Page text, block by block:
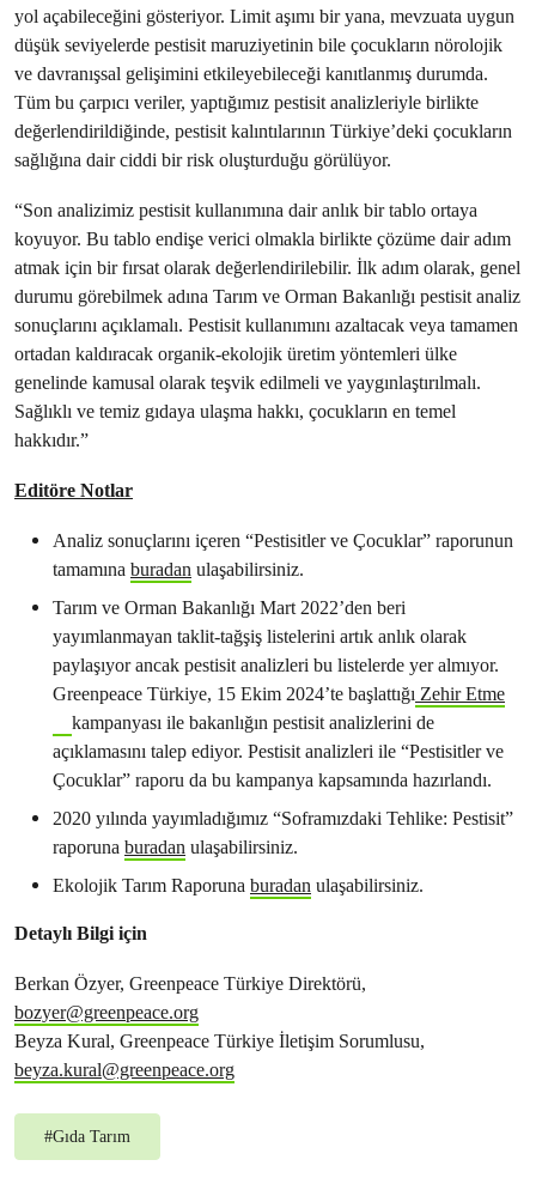
yol açabileceğini gösteriyor. Limit aşımı bir yana, mevzuata uygun
düşük seviyelerde pestisit maruziyetinin bile çocukların nörolojik
ve davranışsal gelişimini etkileyebileceği kanıtlanmış durumda.
Tüm bu çarpıcı veriler, yaptığımız pestisit analizleriyle birlikte
değerlendirildiğinde, pestisit kalıntılarının Türkiye’deki çocukların
sağlığına dair ciddi bir risk oluşturduğu görülüyor.
“Son analizimiz pestisit kullanımına dair anlık bir tablo ortaya
koyuyor. Bu tablo endişe verici olmakla birlikte çözüme dair adım
atmak için bir fırsat olarak değerlendirilebilir. İlk adım olarak, genel
durumu görebilmek adına Tarım ve Orman Bakanlığı pestisit analiz
sonuçlarını açıklamalı. Pestisit kullanımını azaltacak veya tamamen
ortadan kaldıracak organik-ekolojik üretim yöntemleri ülke
genelinde kamusal olarak teşvik edilmeli ve yaygınlaştırılmalı.
Sağlıklı ve temiz gıdaya ulaşma hakkı, çocukların en temel
hakkıdır.”
Editöre Notlar
Analiz sonuçlarını içeren “Pestisitler ve Çocuklar” raporunun
tamamına buradan ulaşabilirsiniz.
Tarım ve Orman Bakanlığı Mart 2022’den beri
yayımlanmayan taklit-tağşiş listelerini artık anlık olarak
paylaşıyor ancak pestisit analizleri bu listelerde yer almıyor.
Greenpeace Türkiye, 15 Ekim 2024’te başlattığı Zehir Etme
kampanyası ile bakanlığın pestisit analizlerini de
açıklamasını talep ediyor. Pestisit analizleri ile “Pestisitler ve
Çocuklar” raporu da bu kampanya kapsamında hazırlandı.
2020 yılında yayımladığımız “Soframızdaki Tehlike: Pestisit”
raporuna buradan ulaşabilirsiniz.
Ekolojik Tarım Raporuna buradan ulaşabilirsiniz.
Detaylı Bilgi için
Berkan Özyer, Greenpeace Türkiye Direktörü,
bozyer@greenpeace.org
Beyza Kural, Greenpeace Türkiye İletişim Sorumlusu,
beyza.kural@greenpeace.org
#Gıda Tarım